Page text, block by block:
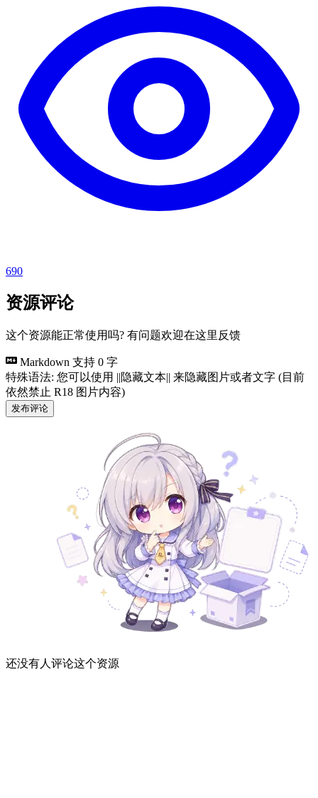
690
资源评论
这个资源能正常使用吗? 有问题欢迎在这里反馈
Markdown 支持 0 字
特殊语法: 您可以使用 ||隐藏文本|| 来隐藏图片或者文字 (目前
依然禁止 R18 图片内容)
发布评论
还没有人评论这个资源